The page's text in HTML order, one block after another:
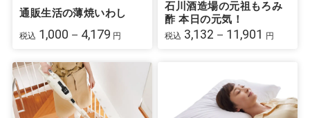
通販生活の薄焼いわし
税込 1,000－4,179 円
石川酒造場の元祖もろみ
酢 本日の元気！
税込 3,132－11,901 円